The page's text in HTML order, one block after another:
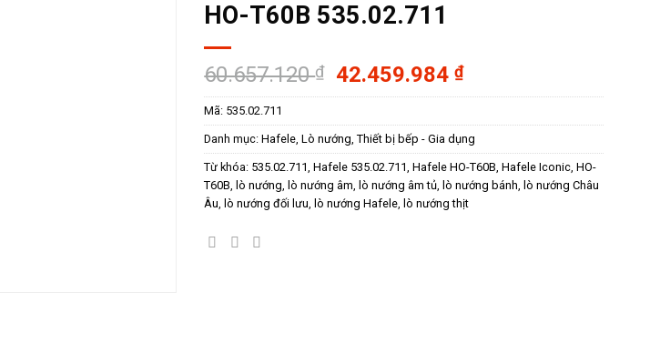
HO-T60B 535.02.711
60.657.120₫
Giá
gốc
60.657.120 ₫.
42.459.984₫Giá
hiện
là:
42.459.984 ₫.
Mã: 535.02.711
Danh mục:Hafele,Lò nướng,Thiết bị bếp - Gia dụng
Từ khóa: 535.02.711,Hafele 535.02.711,Hafele HO-T60B,Hafele Iconic,HO-
T60B, lò nướng, lò nướng âm, lò nướng âm tủ, lò nướng bánh, lò nướng Châu
Âu, lò nướng đối lưu, lò nướng Hafele, lò nướng thịt